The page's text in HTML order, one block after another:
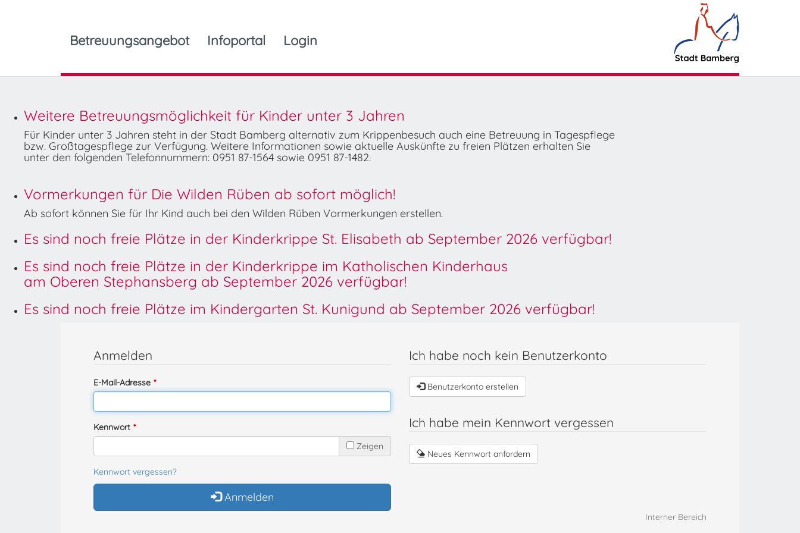
Betreuungsangebot Infoportal Login
Weitere Betreuungsmöglichkeit für Kinder unter 3 Jahren
Für Kinder unter 3 Jahren steht in der Stadt Bamberg alternativ zum Krippenbesuch auch eine Betreuung in Tagespflege
bzw. Großtagespflege zur Verfügung. Weitere Informationen sowie aktuelle Auskünfte zu freien Plätzen erhalten Sie
unter den folgenden Telefonnummern: 0951 87-1564 sowie 0951 87-1482.
Vormerkungen für Die Wilden Rüben ab sofort möglich!
Ab sofort können Sie für Ihr Kind auch bei den Wilden Rüben Vormerkungen erstellen.
Es sind noch freie Plätze in der Kinderkrippe St. Elisabeth ab September 2026 verfügbar!
Es sind noch freie Plätze in der Kinderkrippe im Katholischen Kinderhaus
am Oberen Stephansberg ab September 2026 verfügbar!
Es sind noch freie Plätze im Kindergarten St. Kunigund ab September 2026 verfügbar!
Anmelden
E-Mail-Adresse
Kennwort
Zeigen
Kennwort vergessen?
Anmelden
Ich habe noch kein Benutzerkonto
Benutzerkonto erstellen
Ich habe mein Kennwort vergessen
Neues Kennwort anfordern
Interner Bereich